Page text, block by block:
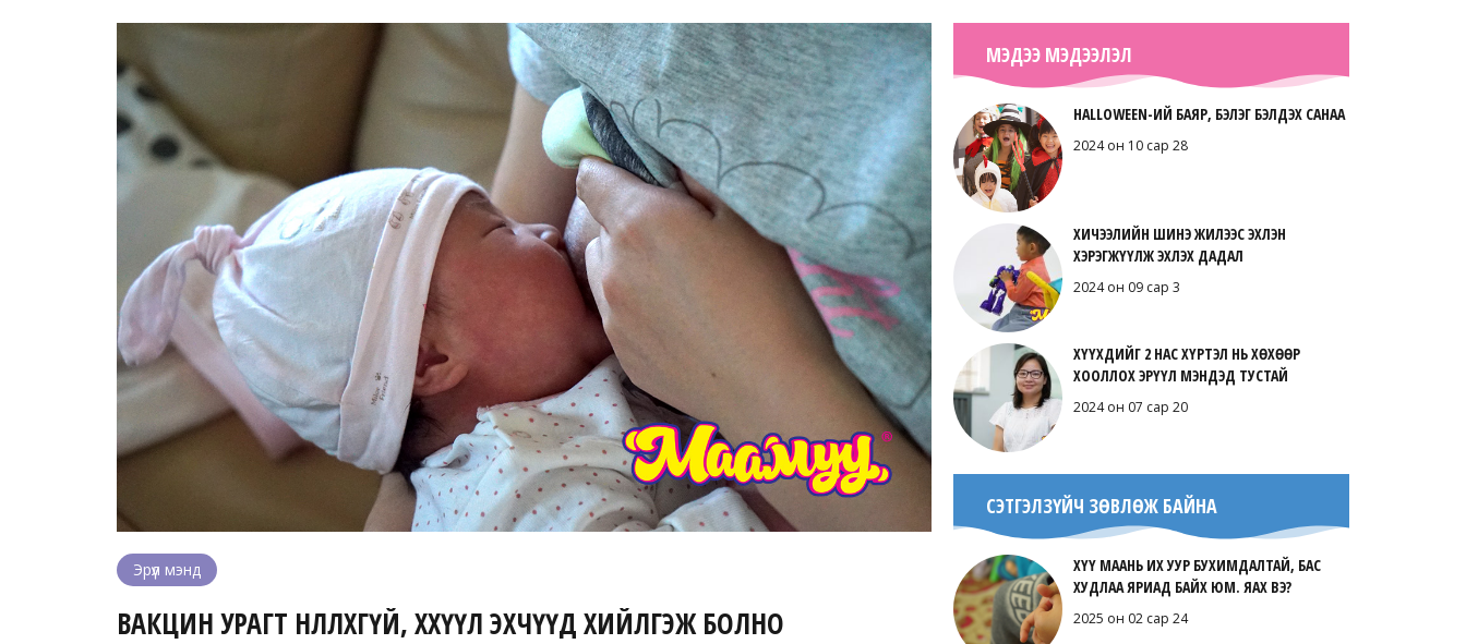
Эрүүл мэнд
ВАКЦИН УРАГТ НӨЛӨӨЛӨХГҮЙ, ХӨХҮҮЛ ЭХЧҮҮД ХИЙЛГЭЖ БОЛНО
МЭДЭЭ МЭДЭЭЛЭЛ
HALLOWEEN-ИЙ БАЯР, БЭЛЭГ БЭЛДЭХ САНАА
2024 он 10 сар 28
ХИЧЭЭЛИЙН ШИНЭ ЖИЛЭЭС ЭХЛЭН
ХЭРЭГЖҮҮЛЖ ЭХЛЭХ ДАДАЛ
2024 он 09 сар 3
ХҮҮХДИЙГ 2 НАС ХҮРТЭЛ НЬ ХӨХӨӨР
ХООЛЛОХ ЭРҮҮЛ МЭНДЭД ТУСТАЙ
2024 он 07 сар 20
СЭТГЭЛЗҮЙЧ ЗӨВЛӨЖ БАЙНА
ХҮҮ МААНЬ ИХ УУР БУХИМДАЛТАЙ, БАС
ХУДЛАА ЯРИАД БАЙХ ЮМ. ЯАХ ВЭ?
2025 он 02 сар 24